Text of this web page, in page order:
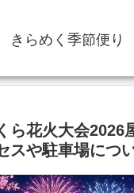
きらめく季節便り
ら花火大会2026
スや駐車場につ